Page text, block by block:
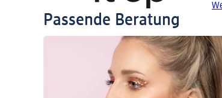
Passende Beratung